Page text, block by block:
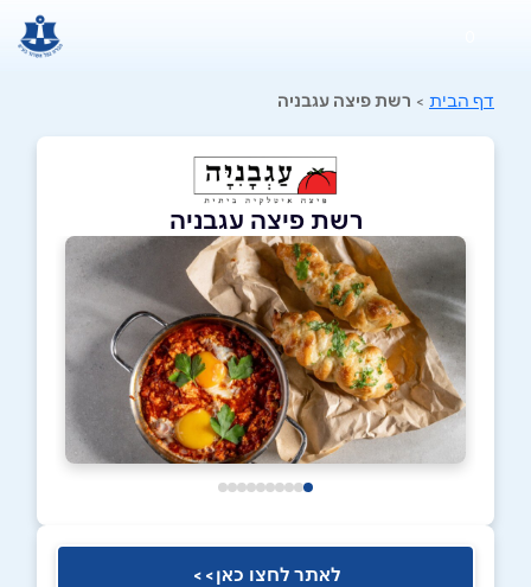
דף הבית > רשת פיצה עגבניה
רשת פיצה עגבניה
לאתר לחצו כאן>>